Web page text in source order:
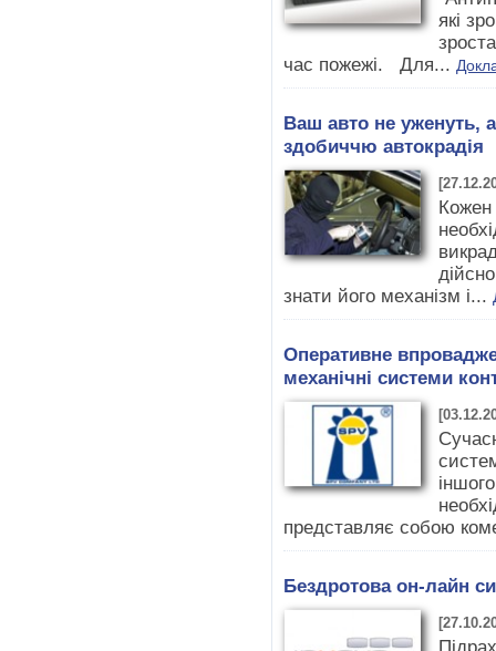
які
час пожежі. Для...
Ваш авто не уженуть,
здобиччю автокрадія
Кожен
знати його механізм і...
Оперативне
механічні системи
представляє собою
Бездротова он-лайн